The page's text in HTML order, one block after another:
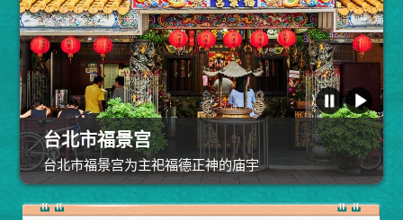
台北市福景宫
台北市福景宫为主祀福德正神的庙宇
北斗开基祖庙福德祠
嘉义六兴宫
新港水仙宫
寿山岩观音寺
新港大兴宫